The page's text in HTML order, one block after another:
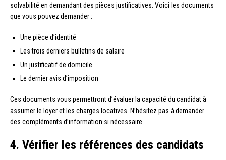
solvabilité en demandant des pièces justificatives. Voici les documents
que vous pouvez demander :
Une pièce d’identité
Les trois derniers bulletins de salaire
Un justificatif de domicile
Le dernier avis d’imposition
Ces documents vous permettront d’évaluer la capacité du candidat à
assumer le loyer et les charges locatives. N’hésitez pas à demander
des compléments d’information si nécessaire.
4. Vérifier les références des candidats